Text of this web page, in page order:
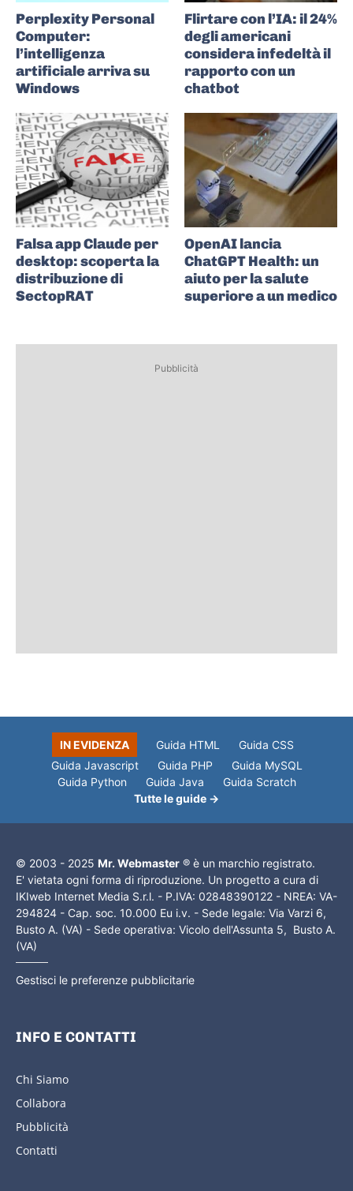
Perplexity Personal
Computer:
l’intelligenza
artificiale arriva su
Windows
Flirtare con l’IA: il 24%
degli americani
considera infedeltà il
rapporto con un
chatbot
Falsa app Claude per
desktop: scoperta la
distribuzione di
SectopRAT
OpenAI lancia
ChatGPT Health: un
aiuto per la salute
superiore a un medico
Pubblicità
IN EVIDENZA Guida HTML
Guida CSS
Guida Javascript
Guida PHP
Guida MySQL
Guida Python
Guida Java
Guida Scratch
Tutte le guide →
© 2003 - 2025 Mr. Webmaster ® è un marchio registrato.
E' vietata ogni forma di riproduzione. Un progetto a cura di
IKIweb Internet Media S.r.l. - P.IVA: 02848390122 - NREA: VA-
294824 - Cap. soc. 10.000 Eu i.v. - Sede legale: Via Varzi 6,
Busto A. (VA) - Sede operativa: Vicolo dell'Assunta 5, Busto A.
(VA)
Gestisci le preferenze pubblicitarie
INFO E CONTATTI
Chi Siamo
Collabora
Pubblicità
Contatti